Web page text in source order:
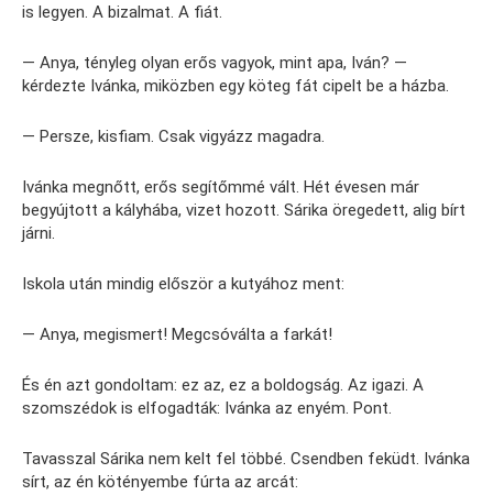
is legyen. A bizalmat. A fiát.
— Anya, tényleg olyan erős vagyok, mint apa, Iván? —
kérdezte Ivánka, miközben egy köteg fát cipelt be a házba.
— Persze, kisfiam. Csak vigyázz magadra.
Ivánka megnőtt, erős segítőmmé vált. Hét évesen már
begyújtott a kályhába, vizet hozott. Sárika öregedett, alig bírt
járni.
Iskola után mindig először a kutyához ment:
— Anya, megismert! Megcsóválta a farkát!
És én azt gondoltam: ez az, ez a boldogság. Az igazi. A
szomszédok is elfogadták: Ivánka az enyém. Pont.
Tavasszal Sárika nem kelt fel többé. Csendben feküdt. Ivánka
sírt, az én kötényembe fúrta az arcát: